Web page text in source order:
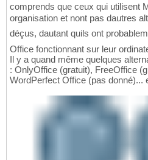
comprends que ceux qui utilisent
organisation et nont pas dautres
déçus, dautant quils ont
Office fonctionnant sur leur
Il y a quand même quelques
: OnlyOffice (gratuit), FreeOffice
WordPerfect Office (pas donné)...